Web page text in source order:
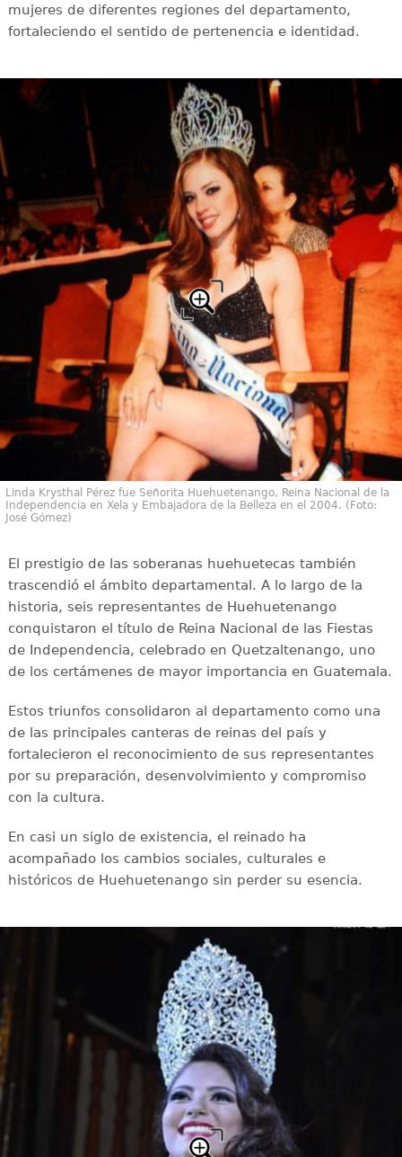
mujeres de diferentes regiones del departamento,
fortaleciendo el sentido de pertenencia e identidad.
Linda Krysthal Pérez fue Señorita Huehuetenango, Reina Nacional de la
Independencia en Xela y Embajadora de la Belleza en el 2004. (Foto:
José Gómez)
El prestigio de las soberanas huehuetecas también
trascendió el ámbito departamental. A lo largo de la
historia, seis representantes de Huehuetenango
conquistaron el título de Reina Nacional de las Fiestas
de Independencia, celebrado en Quetzaltenango, uno
de los certámenes de mayor importancia en Guatemala.
Estos triunfos consolidaron al departamento como una
de las principales canteras de reinas del país y
fortalecieron el reconocimiento de sus representantes
por su preparación, desenvolvimiento y compromiso
con la cultura.
En casi un siglo de existencia, el reinado ha
acompañado los cambios sociales, culturales e
históricos de Huehuetenango sin perder su esencia.